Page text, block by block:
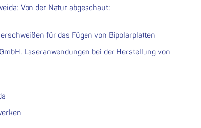
Von der Natur abgeschaut:
für das Fügen von Bipolarplatten
Laseranwendungen bei der Herstellung von